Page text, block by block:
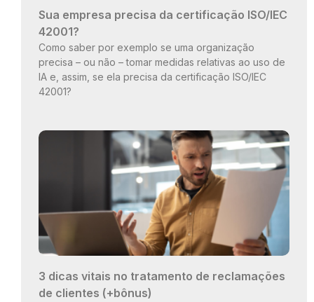
Sua empresa precisa da certificação ISO/IEC
42001?
Como saber por exemplo se uma organização
precisa – ou não – tomar medidas relativas ao uso de
IA e, assim, se ela precisa da certificação ISO/IEC
42001?
3 dicas vitais no tratamento de reclamações
de clientes (+bônus)